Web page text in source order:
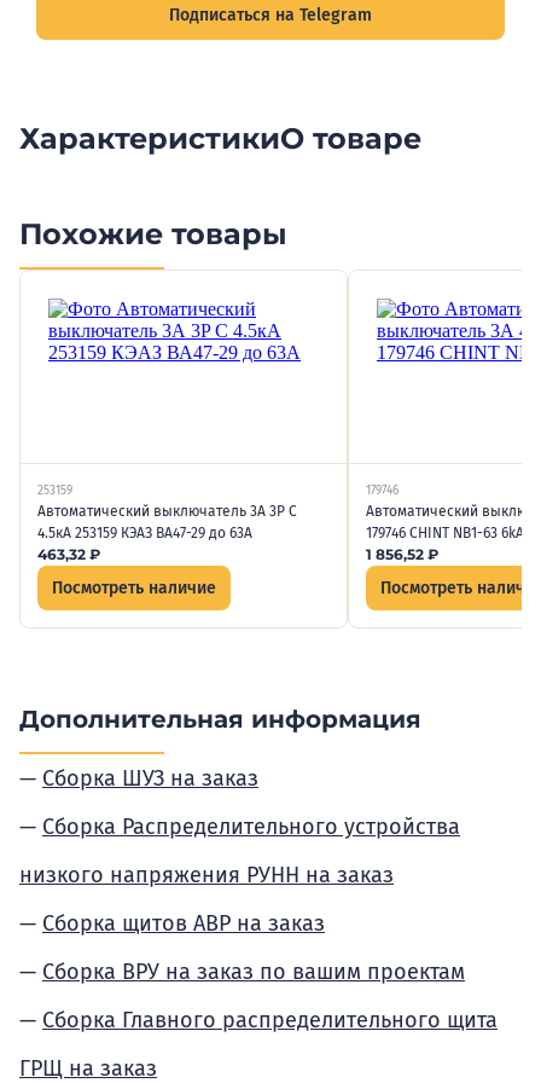
Подписаться на Telegram
ХарактеристикиО товаре
Похожие товары
253159
Автоматический выключатель 3А 3P C
4.5кА 253159 КЭАЗ ВА47-29 до 63А
463,32 ₽
Посмотреть наличие
179746
Автоматический
179746 CHINT NB1-63 6kA
1 856,52 ₽
Посмотреть
Дополнительная информация
Сборка ШУЗ на заказ
Сборка Распределительного устройства
низкого напряжения РУНН на заказ
Сборка щитов АВР на заказ
Сборка ВРУ на заказ по вашим проектам
Сборка Главного распределительного щита
ГРЩ на заказ